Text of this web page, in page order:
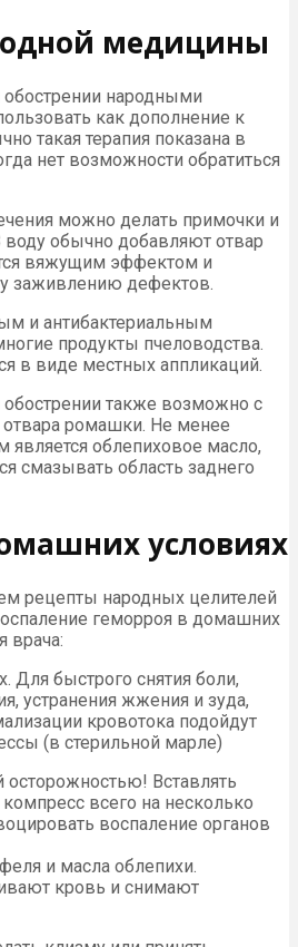
медицины
народными
как дополнение к
такая терапия показана в
нет возможности обратиться
можно делать примочки и
воду обычно добавляют отвар
вяжущим эффектом и
заживлению дефектов.
и антибактериальным
продукты пчеловодства.
в виде местных аппликаций.
также возможно с
ромашки. Не менее
облепиховое масло,
смазывать область заднего
условиях
рецепты народных целителей
геморроя в домашних
врача:
быстрого снятия боли,
устранения жжения и зуда,
кровотока подойдут
(в стерильной марле)
осторожностью! Вставлять
всего на несколько
воспаление органов
и масла облепихи.
кровь и снимают